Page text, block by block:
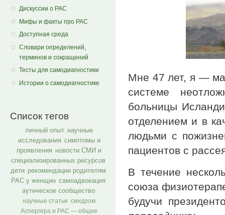
Дискуссии о РАС
Мифы и факты про РАС
Доступная среда
Словари определений,
терминов и сокращений
Тесты для самодиагностики
Истории о самодиагностике
Список тегов
личный опыт научные
исследования симптомы и
проявления новости СМИ и
специализированных ресурсов
дети рекомендации родителям
РАС у женщин самоадвокация
аутическое сообщество
научные статьи синдром
Аспергера и РАС — общие
Мне 47 лет, я —
системе
больницы
отделением и в
людьми с
пациентов с
В течение
союза
будучи